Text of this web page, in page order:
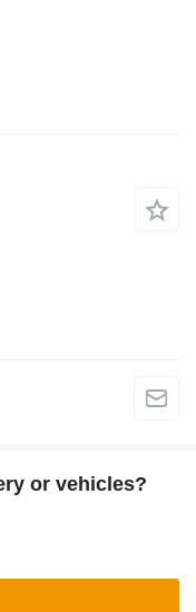
or vehicles?